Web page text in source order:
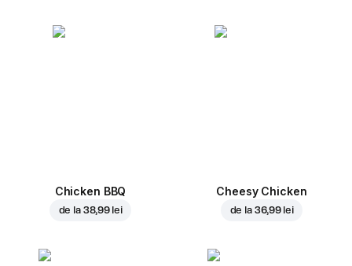
Chicken BBQ
de la 38,99 lei
Cheesy Chicken
de la 36,99 lei